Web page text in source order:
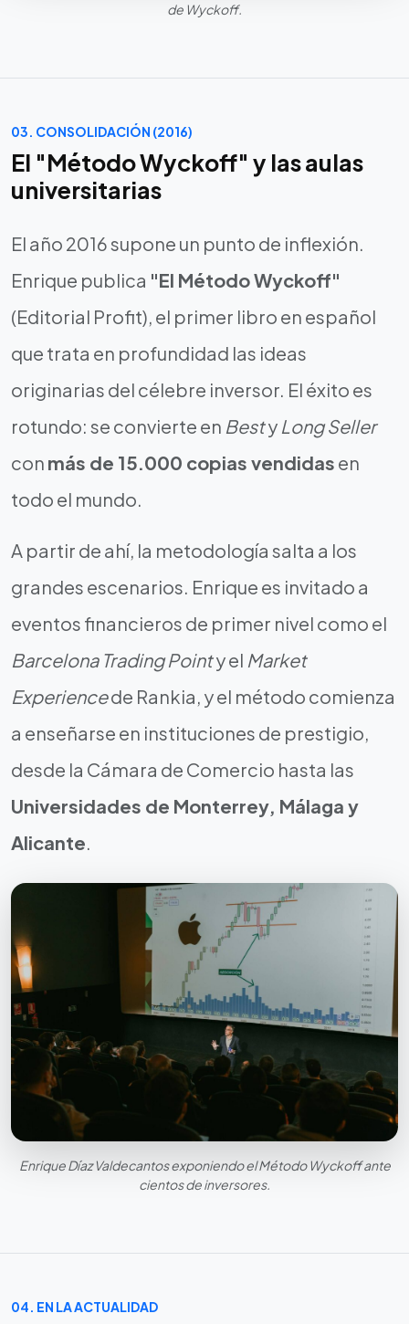
de Wyckoff.
03. CONSOLIDACIÓN (2016)
El "Método Wyckoff" y las aulas
universitarias
El año 2016 supone un punto de inflexión.
Enrique publica "El Método Wyckoff"
(Editorial Profit), el primer libro en español
que trata en profundidad las ideas
originarias del célebre inversor. El éxito es
rotundo: se convierte en Besty Long Seller
con más de 15.000 copias vendidas en
todo el mundo.
A partir de ahí, la metodología salta a los
grandes escenarios. Enrique es invitado a
eventos financieros de primer nivel como el
Barcelona Trading Pointy el Market
Experiencede Rankia, y el método comienza
a enseñarse en instituciones de prestigio,
desde la Cámara de Comercio hasta las
Universidades de Monterrey, Málaga y
Alicante.
Enrique Díaz Valdecantos exponiendo el Método Wyckoff ante
cientos de inversores.
04. EN LA ACTUALIDAD